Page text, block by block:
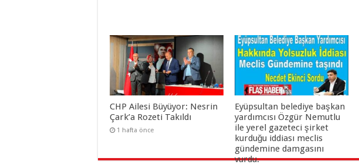
CHP Ailesi Büyüyor: Nesrin
Çark’a Rozeti Takıldı
1 hafta önce
Eyüpsultan belediye başkan
yardımcısı Özgür Nemutlu
ile yerel gazeteci şirket
kurduğu iddiası meclis
gündemine damgasını
vurdu.